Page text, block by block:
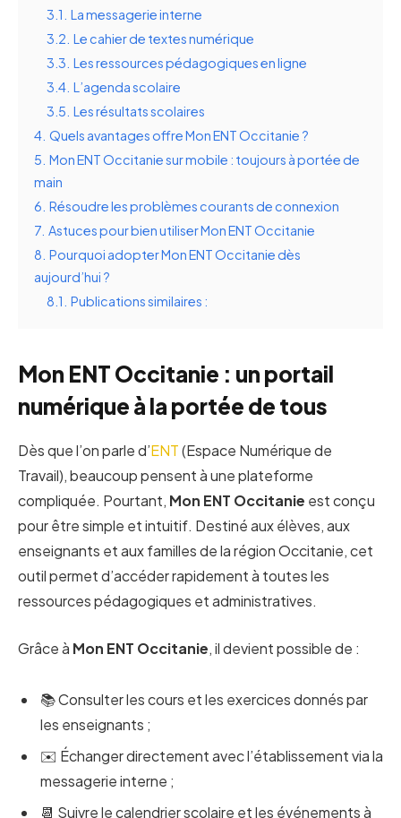
3.1. La messagerie interne
3.2. Le cahier de textes numérique
3.3. Les ressources pédagogiques en ligne
3.4. L’agenda scolaire
3.5. Les résultats scolaires
4. Quels avantages offre Mon ENT Occitanie ?
5. Mon ENT Occitanie sur mobile : toujours à portée de
main
6. Résoudre les problèmes courants de connexion
7. Astuces pour bien utiliser Mon ENT Occitanie
8. Pourquoi adopter Mon ENT Occitanie dès
aujourd’hui ?
8.1. Publications similaires :
Mon ENT Occitanie : un portail
numérique à la portée de tous
Dès que l’on parle d’ENT(Espace Numérique de
Travail), beaucoup pensent à une plateforme
compliquée. Pourtant, Mon ENT Occitanie est conçu
pour être simple et intuitif. Destiné aux élèves, aux
enseignants et aux familles de la région Occitanie, cet
outil permet d’accéder rapidement à toutes les
ressources pédagogiques et administratives.
Grâce à Mon ENT Occitanie, il devient possible de :
📚 Consulter les cours et les exercices donnés par
les enseignants ;
✉️ Échanger directement avec l’établissement via la
messagerie interne ;
📆 Suivre le calendrier scolaire et les événements à